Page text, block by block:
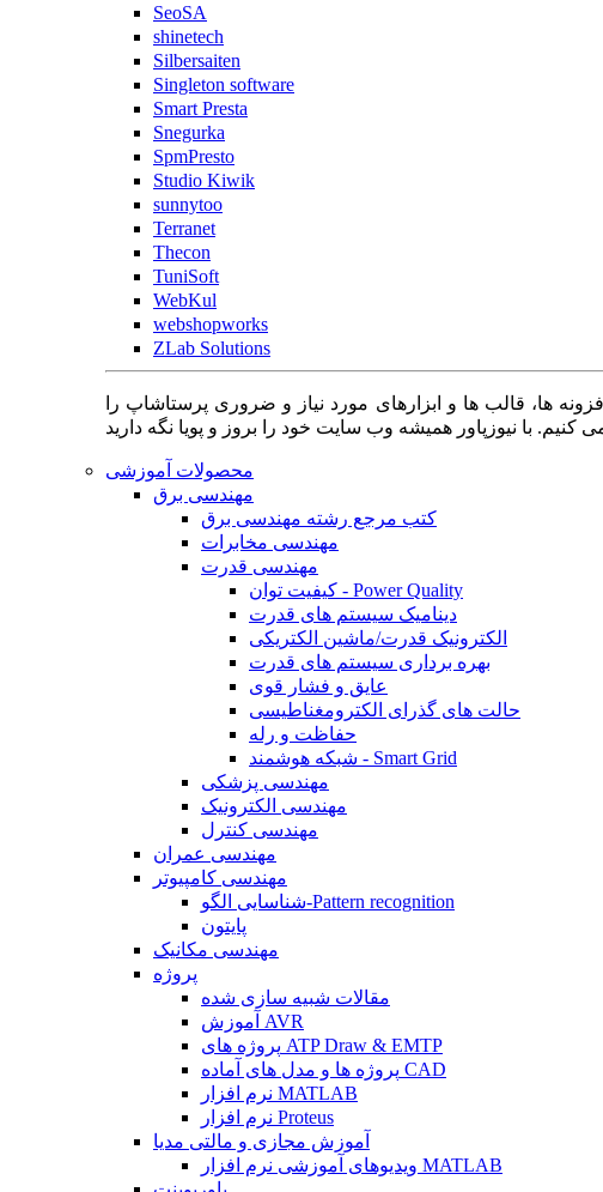
SeoSA
shinetech
Silbersaiten
Singleton software
Smart Presta
Snegurka
SpmPresto
Studio Kiwik
sunnytoo
Terranet
Thecon
TuniSoft
WebKul
webshopworks
ZLab Solutions
ها، قالب ها و ابزارهای مورد نیاز و ضروری پرستاشاپ را
محصولات آموزشی
مهندسی برق
کتب مرجع رشته مهندسی برق
مهندسی مخابرات
مهندسی قدرت
کیفیت توان - Power Quality
دینامیک سیستم های قدرت
الکترونیک قدرت/ماشین الکتریکی
بهره برداری سیستم های قدرت
عایق و فشار قوی
حالت های گذرای الکترومغناطیسی
حفاظت و رله
شبکه هوشمند - Smart Grid
مهندسی پزشکی
مهندسی الکترونیک
مهندسی کنترل
مهندسی عمران
مهندسی کامپیوتر
شناسایی الگو-Pattern recognition
پایتون
مهندسی مکانیک
پروژه
مقالات شبیه سازی شده
آموزش AVR
پروژه های ATP Draw & EMTP
پروژه ها و مدل های آماده CAD
نرم افزار MATLAB
نرم افزار Proteus
آموزش مجازی و مالتی مدیا
ویدیوهای آموزشی نرم افزار MATLAB